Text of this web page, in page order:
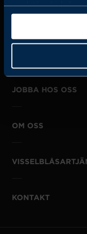
samlat in när du har
investera och
JOBBA HOS OSS
OM OSS
KONTAKT